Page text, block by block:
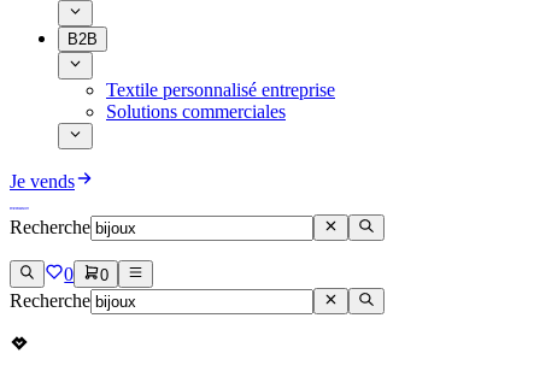
B2B
Textile personnalisé entreprise
Solutions commerciales
Je vends
Recherche
0 0
Recherche